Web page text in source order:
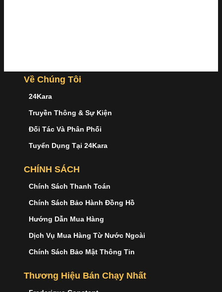
Về Chúng Tôi
24Kara
Truyền Thông & Sự Kiện
Đối Tác Và Phân Phối
Tuyển Dụng Tại 24Kara
CHÍNH SÁCH
Chính Sách Thanh Toán
Chính Sách Bảo Hành Đồng Hồ
Hướng Dẫn Mua Hàng
Dịch Vụ Mua Hàng Từ Nước Ngoài
Chính Sách Bảo Mật Thông Tin
Thương Hiệu Bán Chạy Nhất